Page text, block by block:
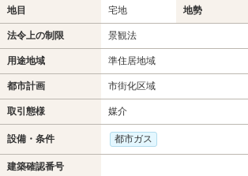
地目 宅地 地勢
法令上の制限 景観法
用途地域 準住居地域
都市計画 市街化区域
取引態様 媒介
設備・条件 都市ガス
建築確認番号